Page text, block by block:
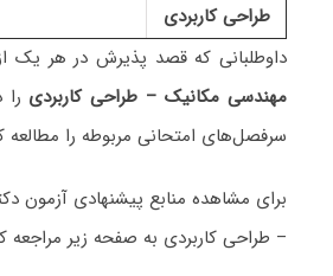
طراحی کاربردی
داوطلبانی که قصد پذیرش در هر یک
مهندسی مکانیک – طراحی کاربردی
سرفصل‌های امتحانی مربوطه را مطالعه
برای مشاهده منابع پیشنهادی آزمون
– طراحی کاربردی به صفحه زیر مراجعه